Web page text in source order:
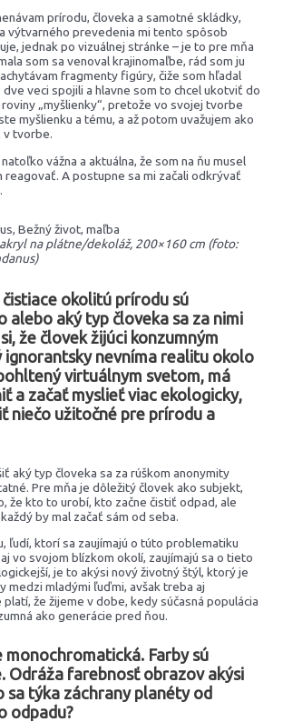
prírodu, človeka a samotné skládky,
výtvarného prevedenia mi tento spôsob
jednak po vizuálnej stránke – je to pre mňa
som sa venoval krajinomaľbe, rád som ju
fragmenty figúry, čiže som hľadal
veci spojili a hlavne som to chcel ukotviť do
„myšlienky“, pretože vo svojej tvorbe
myšlienku a tému, a až potom uvažujem ako
v tvorbe.
vážna a aktuálna, že som na ňu musel
reagovať. A postupne sa mi začali odkrývať
na plátne/dekoláž, 200×160 cm (foto:
okolitú prírodu sú
alebo aký typ človeka sa za nimi
že človek žijúci konzumným
nevníma realitu okolo
virtuálnym svetom, má
a začať myslieť viac ekologicky,
niečo užitočné pre prírodu a
aký typ človeka sa za rúškom anonymity
Pre mňa je dôležitý človek ako subjekt,
že kto to urobí, kto začne čistiť odpad, ale
by mal začať sám od seba.
ľudí, ktorí sa zaujímajú o túto problematiku
vo svojom blízkom okolí, zaujímajú sa o tieto
je to akýsi nový životný štýl, ktorý je
medzi mladými ľuďmi, avšak treba aj
že žijeme v dobe, kedy súčasná populácia
ako generácie pred ňou.
monochromatická. Farby sú
Odráža farebnosť obrazov akýsi
sa týka záchrany planéty od
odpadu?